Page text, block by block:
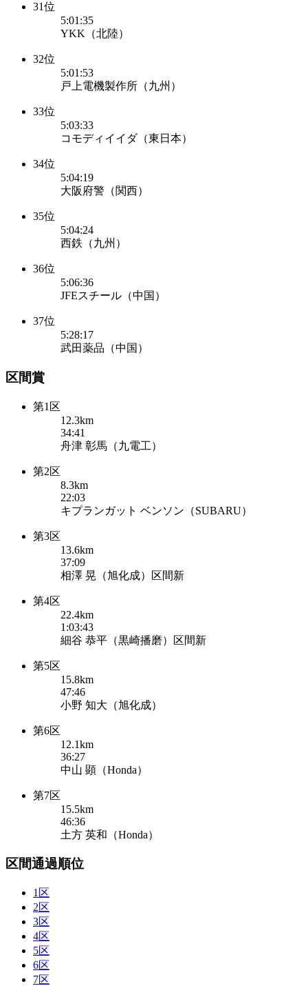
31位
5:01:35
YKK（北陸）
32位
5:01:53
戸上電機製作所（九州）
33位
5:03:33
コモディイイダ（東日本）
34位
5:04:19
大阪府警（関西）
35位
5:04:24
西鉄（九州）
36位
5:06:36
JFEスチール（中国）
37位
5:28:17
武田薬品（中国）
区間賞
第1区
12.3km
34:41
舟津 彰馬（九電工）
第2区
8.3km
22:03
キプランガット ベンソン（SUBARU）
第3区
13.6km
37:09
相澤 晃（旭化成）区間新
第4区
22.4km
1:03:43
細谷 恭平（黒崎播磨）区間新
第5区
15.8km
47:46
小野 知大（旭化成）
第6区
12.1km
36:27
中山 顕（Honda）
第7区
15.5km
46:36
土方 英和（Honda）
区間通過順位
1区
2区
3区
4区
5区
6区
7区